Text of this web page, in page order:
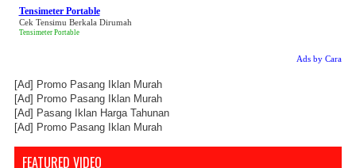
Tensimeter Portable
Cek Tensimu Berkala Dirumah
Tensimeter Portable
Ads by Cara
[Ad] Promo Pasang Iklan Murah
[Ad] Promo Pasang Iklan Murah
[Ad] Pasang Iklan Harga Tahunan
[Ad] Promo Pasang Iklan Murah
FEATURED VIDEO